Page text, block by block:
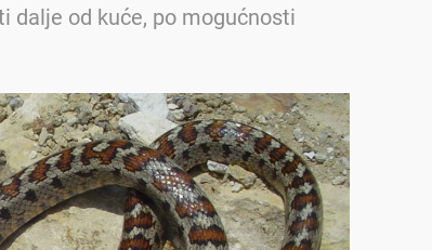
dalje od kuće, po mogućnosti